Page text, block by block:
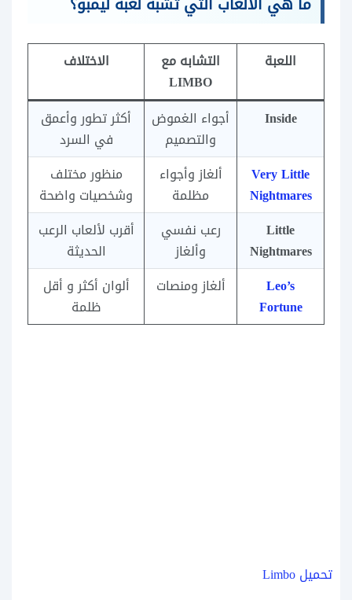
اللعبة
التشابه مع
LIMBO
الاختلاف
Inside
أجواء الغموض
والتصميم
أكثر تطور وأعمق
في السرد
Very Little
Nightmares
ألغاز وأجواء
مظلمة
منظور مختلف
وشخصيات واضحة
Little
Nightmares
رعب نفسي
وألغاز
أقرب لألعاب الرعب
الحديثة
Leo’s
Fortune
ألغاز ومنصات
ألوان أكثر و أقل
ظلمة
تحميل Limbo